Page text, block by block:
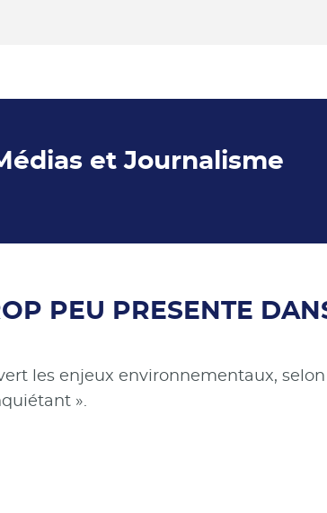
et Journalisme
PEU PRESENTE
les enjeux environnementaux,
».